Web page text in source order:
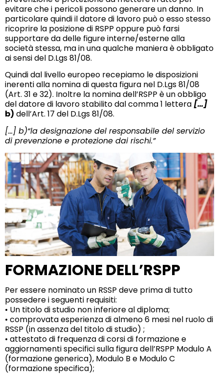
evitare che i pericoli possono generare un danno. In
particolare quindi il datore di lavoro può o esso stesso
ricoprire la posizionedi RSPP oppure può farsi
supportare da delle figure interne/esterne alla
società stessa, ma in una qualche maniera è obbligato
ai sensi del D.Lgs 81/08.
Quindi dal livello europeo recepiamo le disposizioni
inerenti alla nomina di questa figura nel D.Lgs 81/08
(Art. 31 e 32). Inoltre la nomina dell’RSPP è un obbligo
del datore di lavoro stabilito dal comma 1 lettera […]
b) dell’Art. 17 del D.Lgs 81/08.
[…] b)“la designazione del responsabile del servizio
di prevenzione e protezione dai rischi.”
FORMAZIONE DELL’RSPP
Per essere nominato un RSSP deve prima di tutto
possedere i seguenti requisiti:
• Un titolo di studio non inferiore al diploma;
• comprovata esperienza di almeno 6 mesi nel ruolo di
RSSP (in assenza del titolo di studio) ;
• attestato di frequenza di corsi di formazione e
aggiornamenti specifici sulla figura dell’RSPP Modulo A
(formazione generica), Modulo B e Modulo C
(formazione specifica);